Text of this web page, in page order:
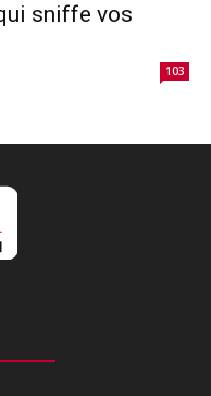
sniffe vos
103